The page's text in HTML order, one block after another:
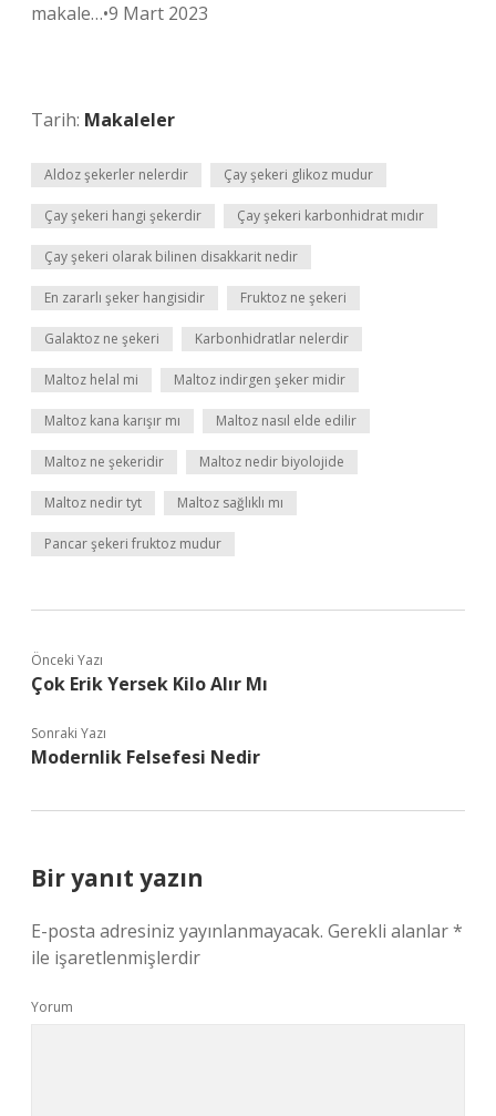
makale…•9 Mart 2023
Tarih: Makaleler
Aldoz şekerler nelerdir Çay şekeri glikoz mudur
Çay şekeri hangi şekerdir Çay şekeri karbonhidrat mıdır
Çay şekeri olarak bilinen disakkarit nedir
En zararlı şeker hangisidir Fruktoz ne şekeri
Galaktoz ne şekeri Karbonhidratlar nelerdir
Maltoz helal mi Maltoz indirgen şeker midir
Maltoz kana karışır mı Maltoz nasıl elde edilir
Maltoz ne şekeridir Maltoz nedir biyolojide
Maltoz nedir tyt Maltoz sağlıklı mı
Pancar şekeri fruktoz mudur
Önceki Yazı
Çok Erik Yersek Kilo Alır Mı
Sonraki Yazı
Modernlik Felsefesi Nedir
Bir yanıt yazın
E-posta adresiniz yayınlanmayacak. Gerekli alanlar*
ile işaretlenmişlerdir
Yorum